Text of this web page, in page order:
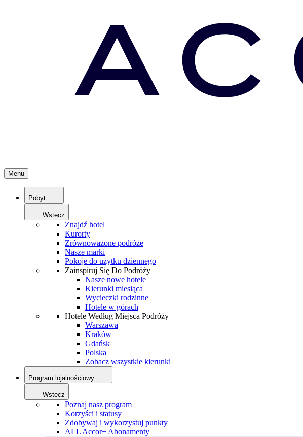
Menu
Pobyt
Wstecz
Znajdź hotel
Kurorty
Zrównoważone podróże
Nasze marki
Pokoje do użytku dziennego
Zainspiruj Się Do Podróży
Nasze nowe hotele
Kierunki miesiąca
Wycieczki rodzinne
Hotele w górach
Hotele Według Miejsca Podróży
Warszawa
Kraków
Gdańsk
Polska
Zobacz wszystkie kierunki
Program lojalnościowy
Wstecz
Poznaj nasz program
Korzyści i statusy
Zdobywaj i wykorzystuj punkty
ALL Accor+ Abonamenty